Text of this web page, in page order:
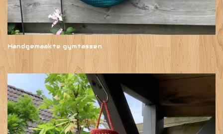
Handgemaakte gymtassen